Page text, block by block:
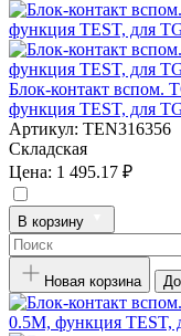
Блок-контакт вспом.
функция TEST, для
Артикул: TEN316356
Складская
Цена: 1 495.17 ₽
В корзину
Новая корзина